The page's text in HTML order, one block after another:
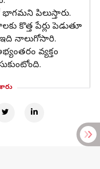
పిలుస్తారు.
కొత్త పేర్లు పెడుతూ
నాలుగోసారి.
వ్యక్తం